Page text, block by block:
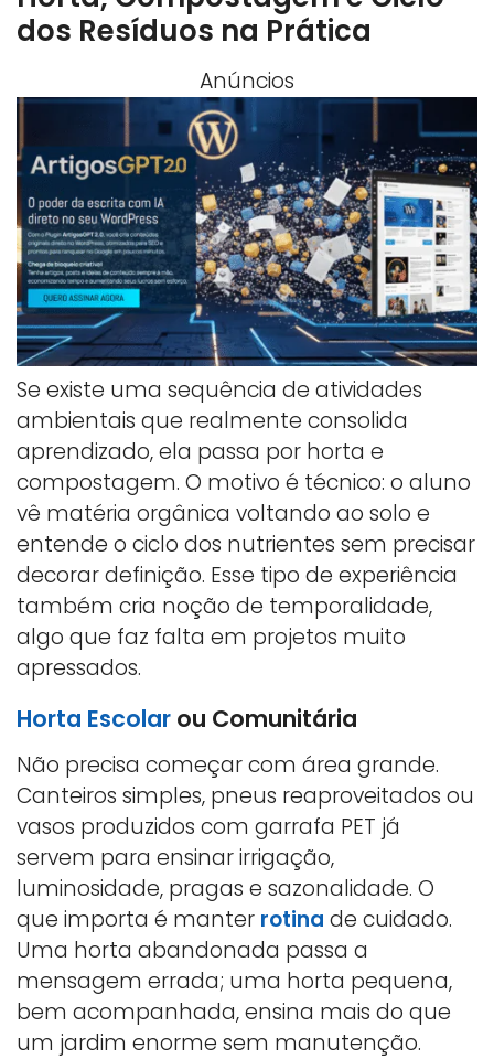
dos Resíduos na Prática
Anúncios
Se existe uma sequência de atividades
ambientais que realmente consolida
aprendizado, ela passa por horta e
compostagem. O motivo é técnico: o aluno
vê matéria orgânica voltando ao solo e
entende o ciclo dos nutrientes sem precisar
decorar definição. Esse tipo de experiência
também cria noção de temporalidade,
algo que faz falta em projetos muito
apressados.
Horta Escolar ou Comunitária
Não precisa começar com área grande.
Canteiros simples, pneus reaproveitados ou
vasos produzidos com garrafa PET já
servem para ensinar irrigação,
luminosidade, pragas e sazonalidade. O
que importa é manter rotina de cuidado.
Uma horta abandonada passa a
mensagem errada; uma horta pequena,
bem acompanhada, ensina mais do que
um jardim enorme sem manutenção.